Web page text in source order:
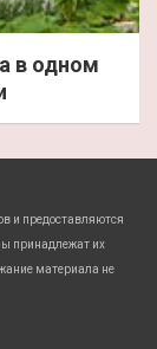
в одном
и предоставляются
принадлежат их
материала не